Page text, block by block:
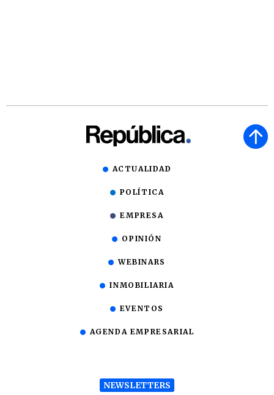
ACTUALIDAD
POLÍTICA
EMPRESA
OPINIÓN
WEBINARS
INMOBILIARIA
EVENTOS
AGENDA EMPRESARIAL
NEWSLETTERS